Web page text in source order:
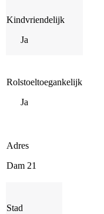
Kindvriendelijk
Ja
Rolstoeltoegankelijk
Ja
Adres
Dam 21
Stad